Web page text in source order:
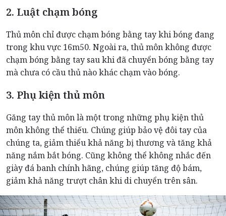
2. Luật chạm bóng
Thủ môn chỉ được chạm bóng bằng tay khi bóng đang
trong khu vực 16m50. Ngoài ra, thủ môn không được
chạm bóng bằng tay sau khi đã chuyển bóng bằng tay
mà chưa có cầu thủ nào khác chạm vào bóng.
3. Phụ kiện thủ môn
Găng tay thủ môn là một trong những phụ kiện thủ
môn không thể thiếu. Chúng giúp bảo vệ đôi tay của
chúng ta, giảm thiểu khả năng bị thương và tăng khả
năng nắm bắt bóng. Cũng không thể không nhắc đến
giày đá banh chính hãng, chúng giúp tăng độ bám,
giảm khả năng trượt chân khi di chuyển trên sân.